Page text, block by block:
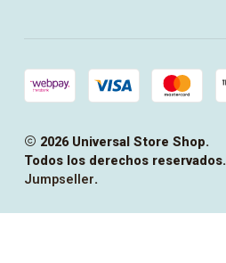
2026 Universal Store Shop.
Todos los derechos reservados.
Jumpseller.